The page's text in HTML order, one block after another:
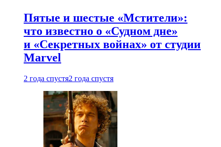
Пятые и шестые «Мстители»:
что известно о «Судном дне»
и «Секретных войнах» от студии
Marvel
2 года спустя2 года спустя